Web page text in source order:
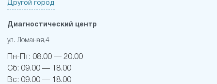
Другой город
Диагностический центр
ул. Ломаная,4
Пн-Пт: 08.00 — 20.00
Сб: 09.00 — 18.00
Вс: 09.00 — 18.00